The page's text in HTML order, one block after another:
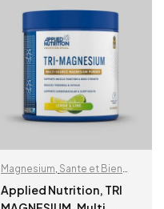
Magnesium Sante et Bien
Etre
Applied Nutrition, TRI